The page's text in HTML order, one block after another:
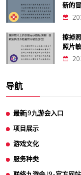
新的
擦掉
照片
导航
最新j9九游会入口
项目展示
游戏文化
服务种类